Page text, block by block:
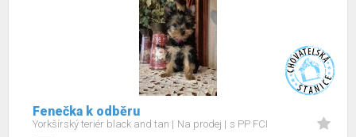
Fenečka k odběru
Yorkšírský teriér black and tan Na prodej s PP FCI